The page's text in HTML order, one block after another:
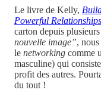
Le livre de Kelly,
Powerful
carton depuis plusieurs
nouvelle image”,
le networking comme
masculine) qui
profit des autres.
du tout !